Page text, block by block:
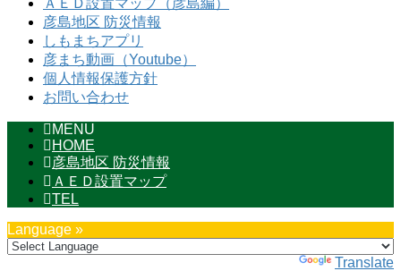
ＡＥＤ設置マップ（彦島編）
彦島地区 防災情報
しもまちアプリ
彦まち動画（Youtube）
個人情報保護方針
お問い合わせ
MENU
HOME
彦島地区 防災情報
ＡＥＤ設置マップ
TEL
Language »
Translate